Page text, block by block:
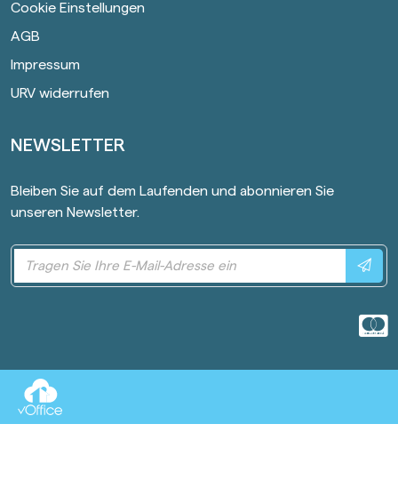
Cookie Einstellungen
AGB
Impressum
URV widerrufen
NEWSLETTER
Bleiben Sie auf dem Laufenden und abonnieren Sie
unseren Newsletter.